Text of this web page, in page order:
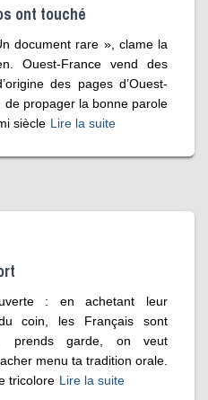
ont touché
document rare », clame la
Ouest-France vend des
des pages d’Ouest-
de propager la bonne parole
siècle Lire la suite
: en achetant leur
coin, les Français sont
prends garde, on veut
menu ta tradition orale.
tricolore Lire la suite